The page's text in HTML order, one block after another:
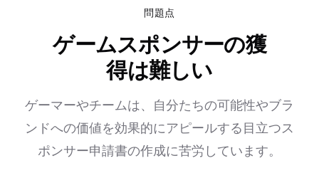
問題点
ゲームスポンサーの獲
得は難しい
ゲーマーやチームは、自分たちの可能性やブラ
ンドへの価値を効果的にアピールする目立つス
ポンサー申請書の作成に苦労しています。